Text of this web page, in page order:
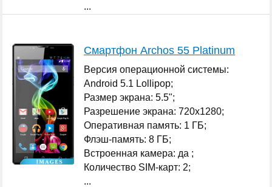
...
Смартфон Archos 55 Platinum
Версия операционной системы:
Android 5.1 Lollipop;
Размер экрана: 5.5";
Разрешение экрана: 720x1280;
Оперативная память: 1 ГБ;
Флэш-память: 8 ГБ;
Встроенная камера: да ;
Количество SIM-карт: 2;
...